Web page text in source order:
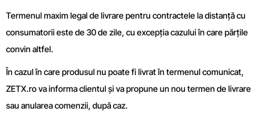
Termenul maxim legal de livrare pentru contractele la distanță cu
consumatorii este de 30 de zile, cu excepția cazului în care părțile
convin altfel.
În cazul în care produsul nu poate fi livrat în termenul comunicat,
ZETX.ro va informa clientul și va propune un nou termen de livrare
sau anularea comenzii, după caz.